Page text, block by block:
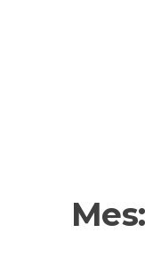
Mes: